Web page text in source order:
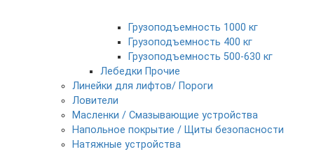
Грузоподъемность 1000 кг
Грузоподъемность 400 кг
Грузоподъемность 500-630 кг
Лебедки Прочие
Линейки для лифтов/ Пороги
Ловители
Масленки / Смазывающие устройства
Напольное покрытие / Щиты безопасности
Натяжные устройства